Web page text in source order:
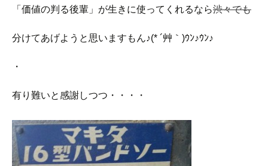
「価値の判る後輩」が生きに使ってくれるなら渋々でも
分けてあげようと思いますもん♪(* ´艸｀)ｳﾝ♪ｳﾝ♪
・
有り難いと感謝しつつ・・・・